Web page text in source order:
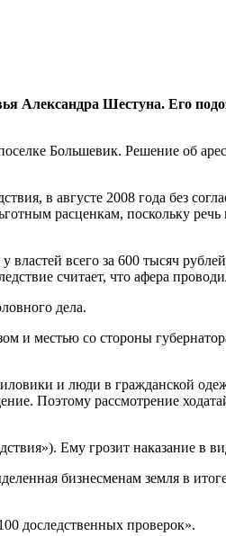
Александра Шестуна. Его
Большевик. Решение об
в августе 2008 года без
расценкам, поскольку
всего за 600 тысяч
считает, что афера
дела.
и местью со стороны
и люди в гражданской
Поэтому рассмотрение
Ему грозит наказание в
бизнесменам земля в
доследственных проверок».